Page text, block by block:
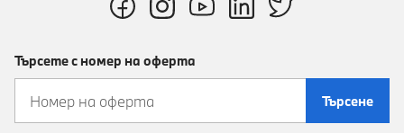
Търсете с номер на оферта
Търсене